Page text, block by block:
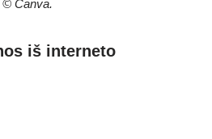
© Canva.
iš interneto